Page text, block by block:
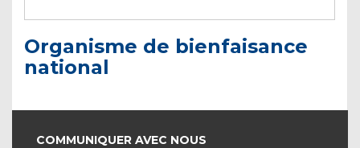
Organisme de bienfaisance
national
COMMUNIQUER AVEC NOUS